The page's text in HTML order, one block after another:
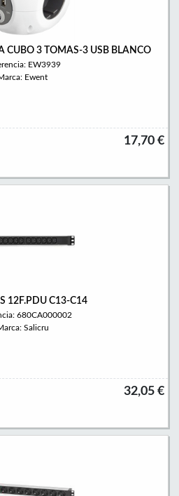
CUBO 3 TOMAS-3 USB BLANCO
EW3939
Ewent
17,70 €
12F.PDU C13-C14
680CA000002
Salicru
32,05 €